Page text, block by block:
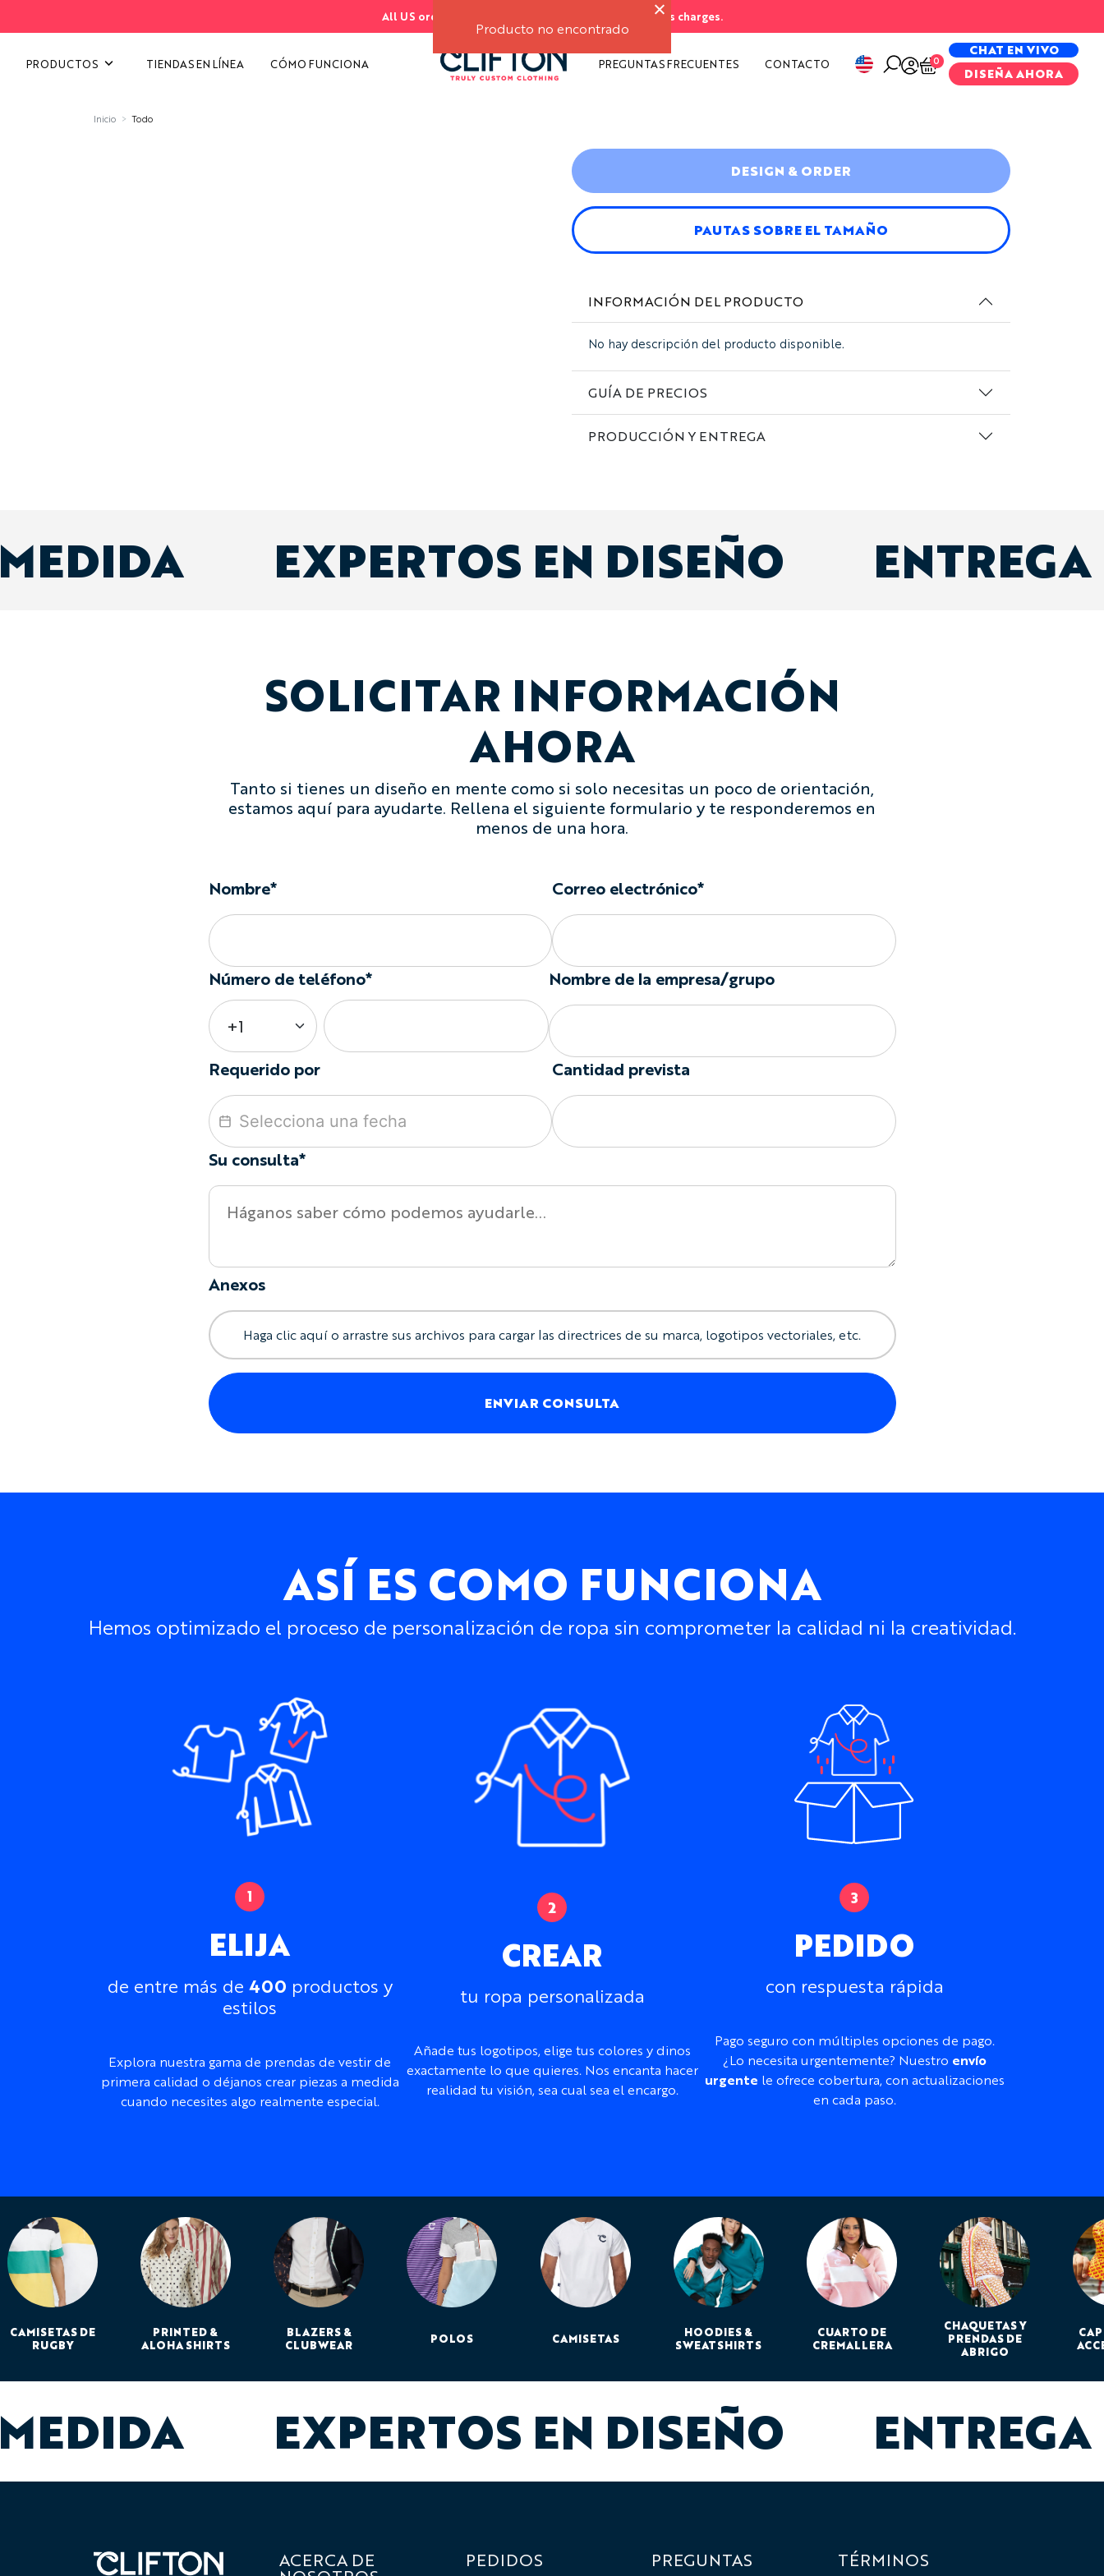
Producto no encontrado
All US orders ship FREE. No import duties or customs charges.
PRODUCTOS TIENDAS EN LÍNEA CÓMO FUNCIONA PREGUNTAS FRECUENTES CONTACTO 0
CHAT EN VIVO
DISEÑA AHORA
SPECIAL PROJECTS
Inicio Todo
DESIGN & ORDER
PAUTAS SOBRE EL TAMAÑO
INFORMACIÓN DEL PRODUCTO
No hay descripción del producto disponible.
GUÍA DE PRECIOS
PRODUCCIÓN Y ENTREGA
EXPERTOS EN DISEÑO
SOLICITAR INFORMACIÓN
AHORA
Tanto si tienes un diseño en mente como si solo necesitas un poco de orientación,
estamos aquí para ayudarte. Rellena el siguiente formulario y te responderemos en
menos de una hora.
Nombre* Correo electrónico*
Número de teléfono* Nombre de la empresa/grupo
Requerido por Cantidad prevista
Su consulta*
Anexos
Haga clic aquí o arrastre sus archivos para cargar las directrices de su marca, logotipos vectoriales, etc.
ENVIAR CONSULTA
ASÍ ES COMO FUNCIONA
Hemos optimizado el proceso de personalización de ropa sin comprometer la calidad ni la creatividad.
ELIJA
de entre más de 400 productos y
estilos
Explora nuestra gama de prendas de vestir de
primera calidad o déjanos crear piezas a medida
cuando necesites algo realmente especial.
CREAR
tu ropa personalizada
Añade tus logotipos, elige tus colores y dinos
exactamente lo que quieres. Nos encanta hacer
realidad tu visión, sea cual sea el encargo.
PEDIDO
con respuesta rápida
Pago seguro con múltiples opciones de pago.
¿Lo necesita urgentemente? Nuestro envío
urgente le ofrece cobertura, con actualizaciones
en cada paso.
CAMISETAS DE
RUGBY
PRINTED &
ALOHA SHIRTS
BLAZERS &
CLUBWEAR
POLOS CAMISETAS
HOODIES &
SWEATSHIRTS
CUARTO DE
CREMALLERA
CHAQUETAS Y
PRENDAS DE
ABRIGO
EXPERTOS EN DISEÑO
ACERCA DE PEDIDOS PREGUNTAS TÉRMINOS